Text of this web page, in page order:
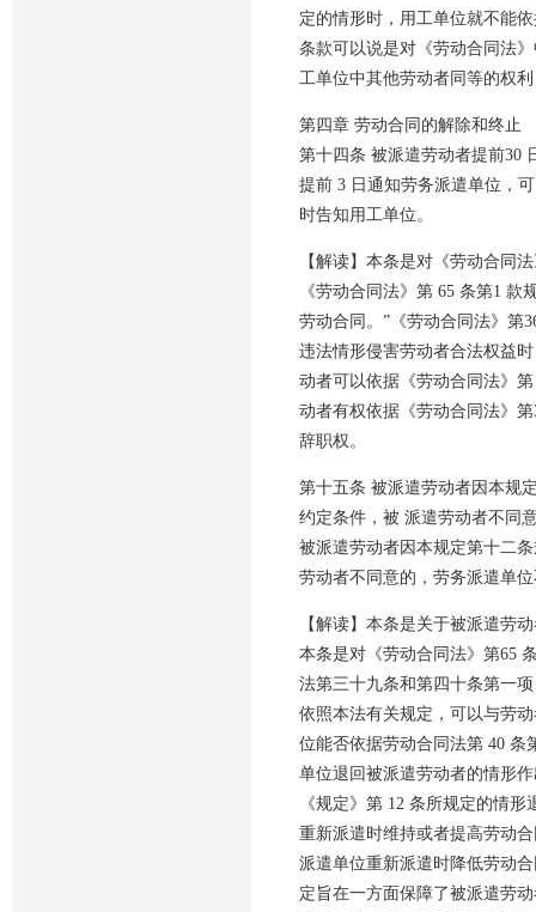
定的情形时，用工单位就不能
条款可以说是对《劳动合同法
工单位中其他劳动者同等的权
第四章 劳动合同的解除和终止
第十四条 被派遣劳动者提前30
提前 3 日通知劳务派遣单位，
时告知用工单位。
【解读】本条是对《劳动合同
《劳动合同法》第 65 条第1
劳动合同。”《劳动合同法》第
违法情形侵害劳动者合法权益
动者可以依据《劳动合同法》
动者有权依据《劳动合同法》
辞职权。
第十五条 被派遣劳动者因本规
约定条件，被 派遣劳动者不同
被派遣劳动者因本规定第十二
劳动者不同意的，劳务派遣单
【解读】本条是关于被派遣劳
本条是对《劳动合同法》第65
法第三十九条和第四十条第一
依照本法有关规定，可以与劳
位能否依据劳动合同法第 40 条
单位退回被派遣劳动者的情形
《规定》第 12 条所规定的情
重新派遣时维持或者提高劳动
派遣单位重新派遣时降低劳动
定旨在一方面保障了被派遣劳